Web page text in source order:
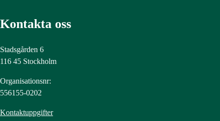
Kontakta oss
Stadsgården 6
116 45 Stockholm
Organisationsnr:
556155-0202
Kontaktuppgifter